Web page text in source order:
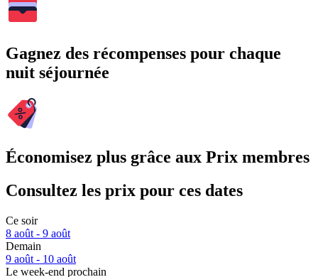
Gagnez des récompenses pour chaque
nuit séjournée
Économisez plus grâce aux Prix membres
Consultez les prix pour ces dates
Ce soir
8 août - 9 août
Demain
9 août - 10 août
Le week-end prochain